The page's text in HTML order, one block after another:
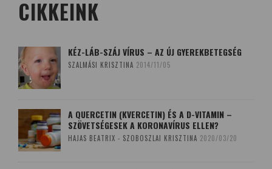
CIKKEINK
KÉZ-LÁB-SZÁJ VÍRUS – AZ ÚJ GYEREKBETEGSÉG
SZALMÁSI KRISZTINA 2014/11/05
A QUERCETIN (KVERCETIN) ÉS A D-VITAMIN –
SZÖVETSÉGESEK A KORONAVÍRUS ELLEN?
HAJAS BEATRIX - SZOBOSZLAI KRISZTINA 2020/03/20